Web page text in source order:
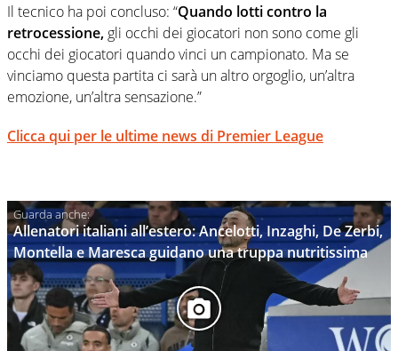
Il tecnico ha poi concluso: “Quando lotti contro la
retrocessione, gli occhi dei giocatori non sono come gli
occhi dei giocatori quando vinci un campionato. Ma se
vinciamo questa partita ci sarà un altro orgoglio, un’altra
emozione, un’altra sensazione.”
Clicca qui per le ultime news di Premier League
Allenatori italiani all’estero: Ancelotti, Inzaghi, De Zerbi,
Montella e Maresca guidano una truppa nutritissima